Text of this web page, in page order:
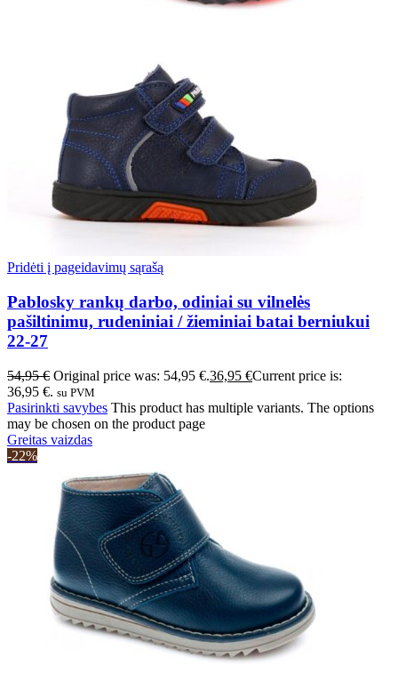
Pridėti į pageidavimų sąrašą
Pablosky rankų darbo, odiniai su vilnelės
pašiltinimu, rudeniniai / žieminiai batai berniukui
22-27
54,95€ Original price was: 54,95 €.36,95 €Current price is:
36,95 €. su PVM
Pasirinkti savybes This product has multiple variants. The options
may be chosen on the product page
Greitas vaizdas
-22%